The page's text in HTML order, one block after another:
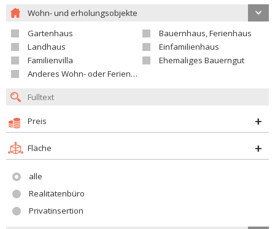
Wohn- und erholungsobjekte
Gartenhaus
Bauernhaus, Ferienhaus
Landhaus
Einfamilienhaus
Familienvilla
Ehemaliges Bauerngut
Anderes Wohn- oder Ferienobjekt
Preis
Fläche
alle
Realitätenbüro
Privatinsertion